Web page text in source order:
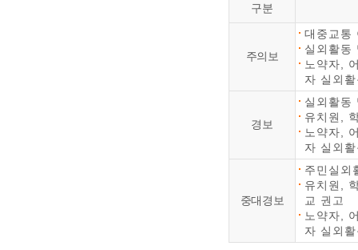
구분
주의보
대중교통
실외활동
노약자,
자 실외
경보
실외활동
유치원,
노약자,
자 실외
중대경보
주민실외
유치원,
교 권고
노약자,
자 실외